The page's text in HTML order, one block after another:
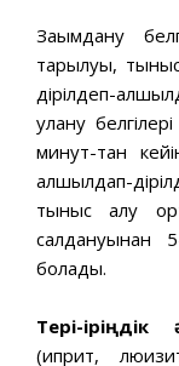
Зақымдану
тарылуы,
дірілдеп-
улану
минут-тан
қалшылдап-
тыныс алу
салдануынан
болады.
Тері-іріңдік
(иприт,